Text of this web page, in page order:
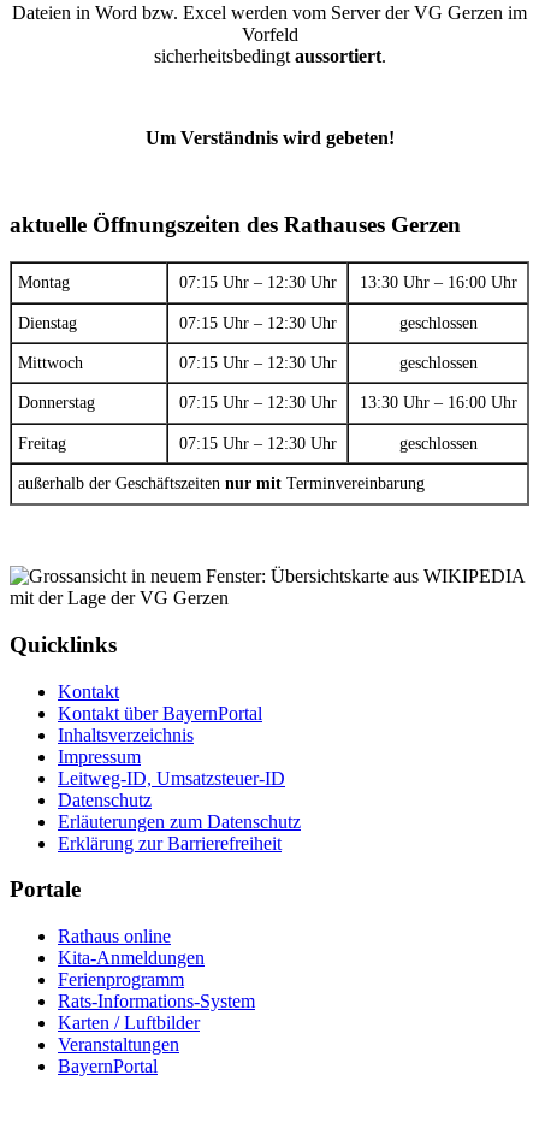
Dateien in Word bzw. Excel werden vom Server der VG Gerzen im
Vorfeld
sicherheitsbedingt aussortiert.
Um Verständnis wird gebeten!
aktuelle Öffnungszeiten des Rathauses Gerzen
Montag 07:15 Uhr – 12:30 Uhr 13:30 Uhr – 16:00 Uhr
Dienstag 07:15 Uhr – 12:30 Uhr geschlossen
Mittwoch 07:15 Uhr – 12:30 Uhr geschlossen
Donnerstag 07:15 Uhr – 12:30 Uhr 13:30 Uhr – 16:00 Uhr
Freitag 07:15 Uhr – 12:30 Uhr geschlossen
außerhalb der Geschäftszeiten nur mit Terminvereinbarung
Quicklinks
Kontakt
Kontakt über BayernPortal
Inhaltsverzeichnis
Impressum
Leitweg-ID, Umsatzsteuer-ID
Datenschutz
Erläuterungen zum Datenschutz
Erklärung zur Barrierefreiheit
Portale
Rathaus online
Kita-Anmeldungen
Ferienprogramm
Rats-Informations-System
Karten / Luftbilder
Veranstaltungen
BayernPortal